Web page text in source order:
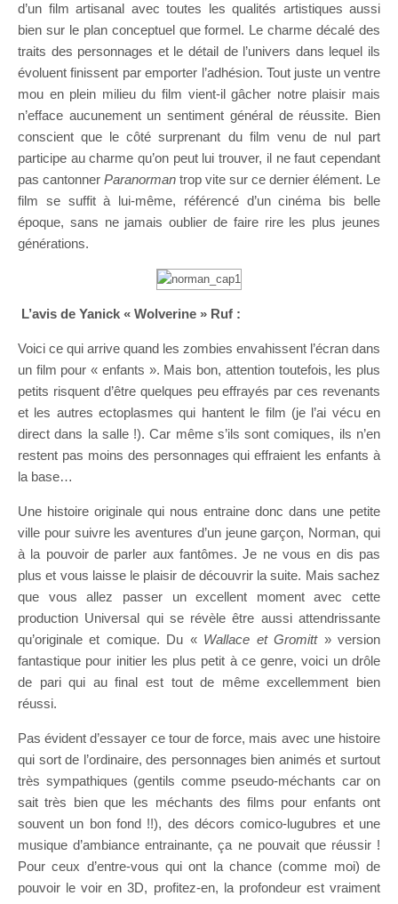
d’un film artisanal avec toutes les qualités artistiques aussi
bien sur le plan conceptuel que formel. Le charme décalé des
traits des personnages et le détail de l’univers dans lequel ils
évoluent finissent par emporter l’adhésion. Tout juste un ventre
mou en plein milieu du film vient-il gâcher notre plaisir mais
n’efface aucunement un sentiment général de réussite. Bien
conscient que le côté surprenant du film venu de nul part
participe au charme qu’on peut lui trouver, il ne faut cependant
pas cantonner Paranorman trop vite sur ce dernier élément. Le
film se suffit à lui-même, référencé d’un cinéma bis belle
époque, sans ne jamais oublier de faire rire les plus jeunes
générations.
L’avis de Yanick « Wolverine » Ruf :
Voici ce qui arrive quand les zombies envahissent l’écran dans
un film pour « enfants ». Mais bon, attention toutefois, les plus
petits risquent d’être quelques peu effrayés par ces revenants
et les autres ectoplasmes qui hantent le film (je l’ai vécu en
direct dans la salle !). Car même s’ils sont comiques, ils n’en
restent pas moins des personnages qui effraient les enfants à
la base…
Une histoire originale qui nous entraine donc dans une petite
ville pour suivre les aventures d’un jeune garçon, Norman, qui
à la pouvoir de parler aux fantômes. Je ne vous en dis pas
plus et vous laisse le plaisir de découvrir la suite. Mais sachez
que vous allez passer un excellent moment avec cette
production Universal qui se révèle être aussi attendrissante
qu’originale et comique. Du « Wallace et Gromitt» version
fantastique pour initier les plus petit à ce genre, voici un drôle
de pari qui au final est tout de même excellemment bien
réussi.
Pas évident d’essayer ce tour de force, mais avec une histoire
qui sort de l’ordinaire, des personnages bien animés et surtout
très sympathiques (gentils comme pseudo-méchants car on
sait très bien que les méchants des films pour enfants ont
souvent un bon fond !!), des décors comico-lugubres et une
musique d’ambiance entrainante, ça ne pouvait que réussir !
Pour ceux d’entre-vous qui ont la chance (comme moi) de
pouvoir le voir en 3D, profitez-en, la profondeur est vraiment